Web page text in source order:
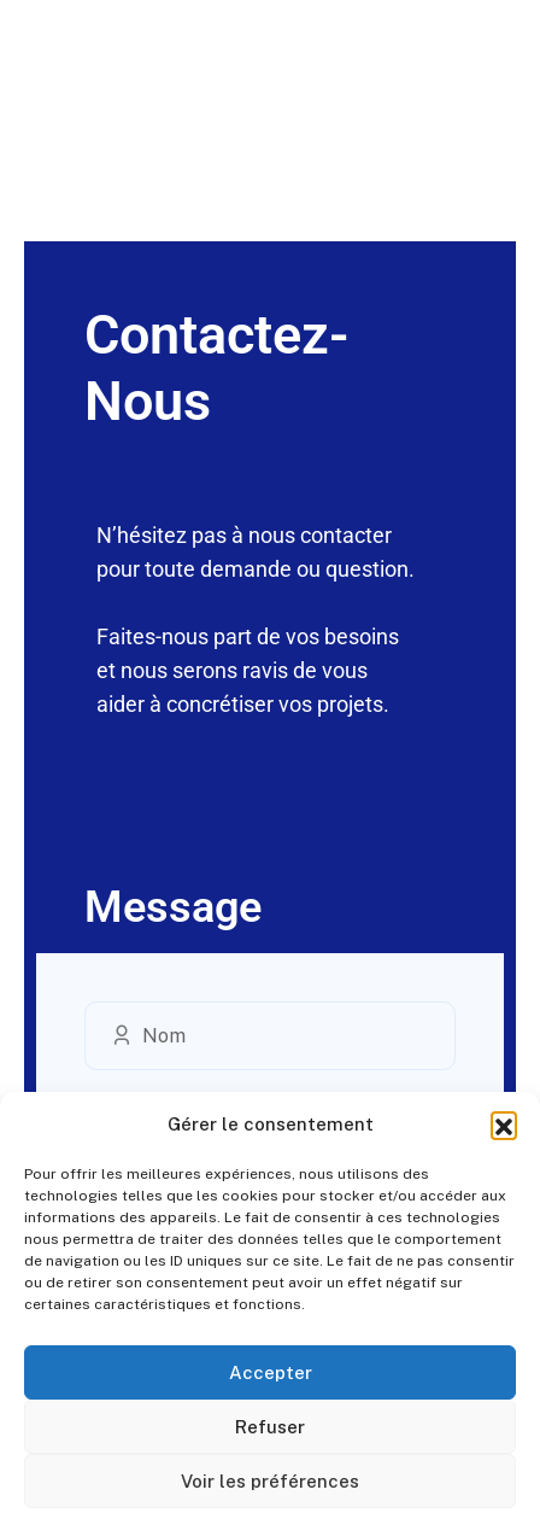
Gérer le consentement
Pour offrir les meilleures expériences, nous utilisons des
technologies telles que les cookies pour stocker et/ou accéder aux
informations des appareils. Le fait de consentir à ces technologies
nous permettra de traiter des données telles que le comportement
de navigation ou les ID uniques sur ce site. Le fait de ne pas consentir
ou de retirer son consentement peut avoir un effet négatif sur
certaines caractéristiques et fonctions.
Accepter
Refuser
Voir les préférences
Contactez-
Nous
N’hésitez pas à nous contacter
pour toute demande ou question.
Faites-nous part de vos besoins
et nous serons ravis de vous
aider à concrétiser vos projets.
Message